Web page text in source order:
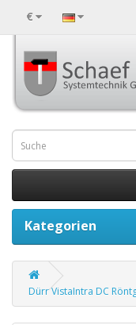
€
Kategorien
Dürr VistaIntra DC